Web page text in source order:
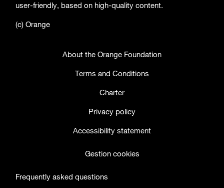
user-friendly, based on high-quality content.
(c) Orange
About the Orange Foundation
Terms and Conditions
Charter
Privacy policy
Accessibility statement
Gestion cookies
Frequently asked questions